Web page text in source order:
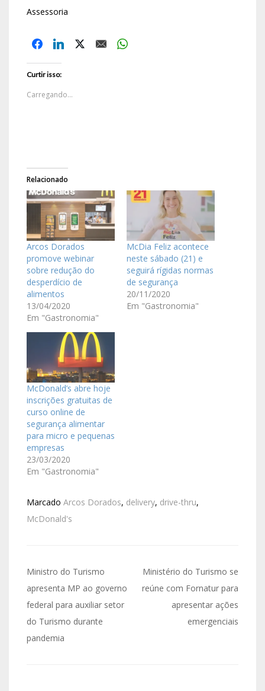
Assessoria
Curtir isso:
Carregando...
Relacionado
Arcos Dorados
promove webinar
sobre redução do
desperdício de
alimentos
13/04/2020
Em "Gastronomia"
McDia Feliz acontece
neste sábado (21) e
seguirá rígidas normas
de segurança
20/11/2020
Em "Gastronomia"
McDonald’s abre hoje
inscrições gratuitas de
curso online de
segurança alimentar
para micro e pequenas
empresas
23/03/2020
Em "Gastronomia"
Marcado Arcos Dorados, delivery, drive-thru,
McDonald's
Ministro do Turismo
apresenta MP ao governo
federal para auxiliar setor
do Turismo durante
pandemia
Ministério do Turismo se
reúne com Fornatur para
apresentar ações
emergenciais